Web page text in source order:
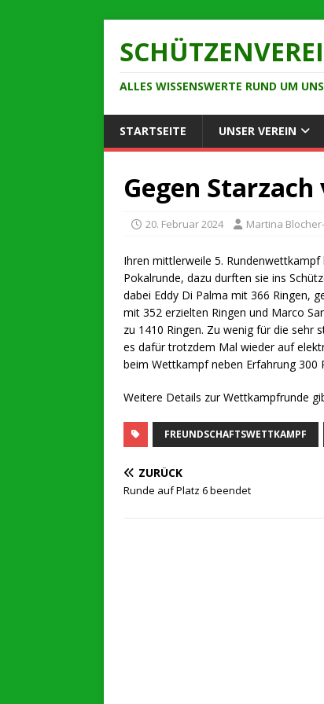
ALLES WISSENSWERTE RUND UM
STARTSEITE UNSER VEREIN
Gegen
20. Februar 2024 Martina
Ihren mittlerweile 5.
Pokalrunde, dazu durften sie ins
dabei Eddy Di Palma mit 366 Ringen,
mit 352 erzielten Ringen und Marco
zu 1410 Ringen. Zu wenig für die sehr
es dafür trotzdem Mal wieder auf
beim Wettkampf neben Erfahrung 300
Weitere Details zur Wettkampfrunde
FREUNDSCHAFTSWETTKAMPF
ZURÜCK
Runde auf Platz 6 beendet